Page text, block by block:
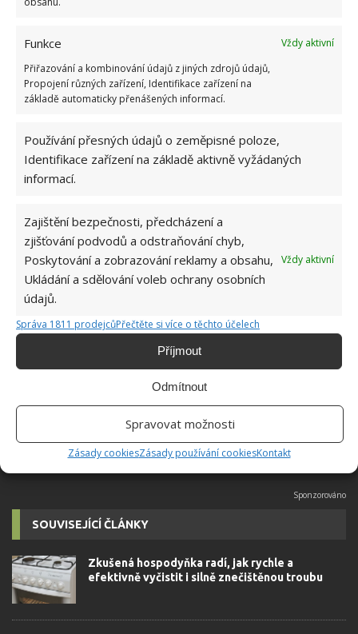
Funkce
Vždy aktivní
Přiřazování a kombinování údajů z jiných zdrojů údajů,
Propojení různých zařízení, Identifikace zařízení na
základě automaticky přenášených informací.
Používání přesných údajů o zeměpisné poloze,
Identifikace zařízení na základě aktivně vyžádaných
informací.
Zajištění bezpečnosti, předcházení a
zjišťování podvodů a odstraňování chyb,
Poskytování a zobrazování reklamy a obsahu,
Ukládání a sdělování voleb ochrany osobních
údajů.
Vždy aktivní
Správa 1811 prodejcůPřečtěte si více o těchto účelech
Příjmout
Odmítnout
Spravovat možnosti
Zásady cookiesZásady používání cookiesKontakt
Obrázek:pixabay.com
SKLOKERAMICKÁ DESKA ŠKRÁBANCE SPORÁK
SOUVISEJÍCÍ ČLÁNKY
Zkušená hospodyňka radí, jak rychle a
efektivně vyčistit i silně znečištěnou troubu